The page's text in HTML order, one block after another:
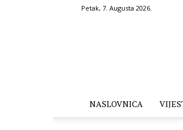
Petak, 7. Augusta 2026.
NASLOVNICA